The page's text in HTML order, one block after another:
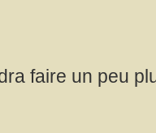
faire un peu